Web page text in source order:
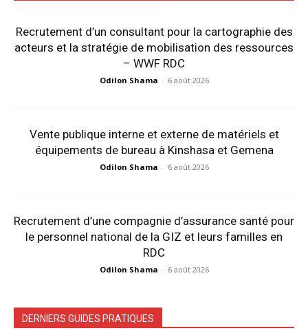
Recrutement d’un consultant pour la cartographie des
acteurs et la stratégie de mobilisation des ressources
– WWF RDC
Odilon Shama - 6 août 2026
Vente publique interne et externe de matériels et
équipements de bureau à Kinshasa et Gemena
Odilon Shama - 6 août 2026
Recrutement d’une compagnie d’assurance santé pour
le personnel national de la GIZ et leurs familles en
RDC
Odilon Shama - 6 août 2026
DERNIERS GUIDES PRATIQUES